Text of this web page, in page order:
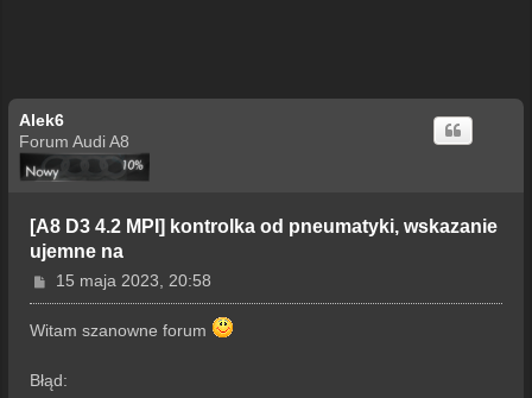
Alek6
Forum Audi A8
[A8 D3 4.2 MPI] kontrolka od pneumatyki, wskazanie
ujemne na
P
o
s
15 maja 2023, 20:58
Witam szanowne forum
Błąd: